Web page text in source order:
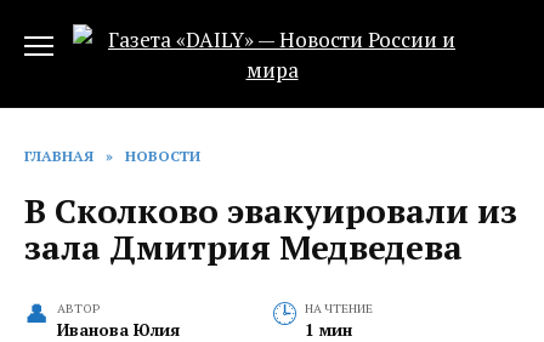
ГЛАВНАЯ » НОВОСТИ
В Сколково эвакуировали из
зала Дмитрия Медведева
АВТОР
Иванова Юлия
НА ЧТЕНИЕ
1 мин